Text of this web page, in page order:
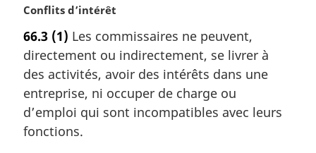
l
:
N
t
e
m
a
g
i
Conflits d’intérêt
66.3 (1) Les commissaires ne peuvent,
directement ou indirectement, se livrer à
des activités, avoir des intérêts dans une
entreprise, ni occuper de charge ou
d’emploi qui sont incompatibles avec leurs
fonctions.